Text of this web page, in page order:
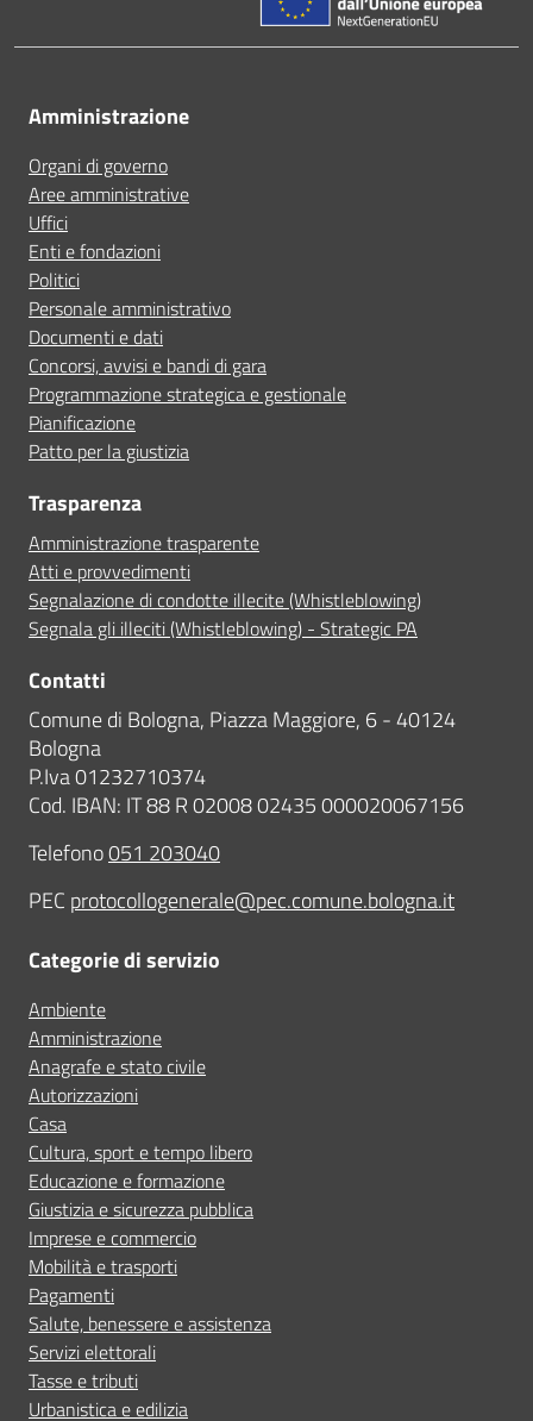
Amministrazione
Organi di governo
Aree amministrative
Uffici
Enti e fondazioni
Politici
Personale amministrativo
Documenti e dati
Concorsi, avvisi e bandi di gara
Programmazione strategica e gestionale
Pianificazione
Patto per la giustizia
Trasparenza
Amministrazione trasparente
Atti e provvedimenti
Segnalazione di condotte illecite (Whistleblowing)
Segnala gli illeciti (Whistleblowing) - Strategic PA
Contatti
Comune di Bologna, Piazza Maggiore, 6 - 40124
Bologna
P.Iva 01232710374
Cod. IBAN: IT 88 R 02008 02435 000020067156
Telefono051 203040
PEC protocollogenerale@pec.comune.bologna.it
Categorie di servizio
Ambiente
Amministrazione
Anagrafe e stato civile
Autorizzazioni
Casa
Cultura, sport e tempo libero
Educazione e formazione
Giustizia e sicurezza pubblica
Imprese e commercio
Mobilità e trasporti
Pagamenti
Salute, benessere e assistenza
Servizi elettorali
Tasse e tributi
Urbanistica e edilizia